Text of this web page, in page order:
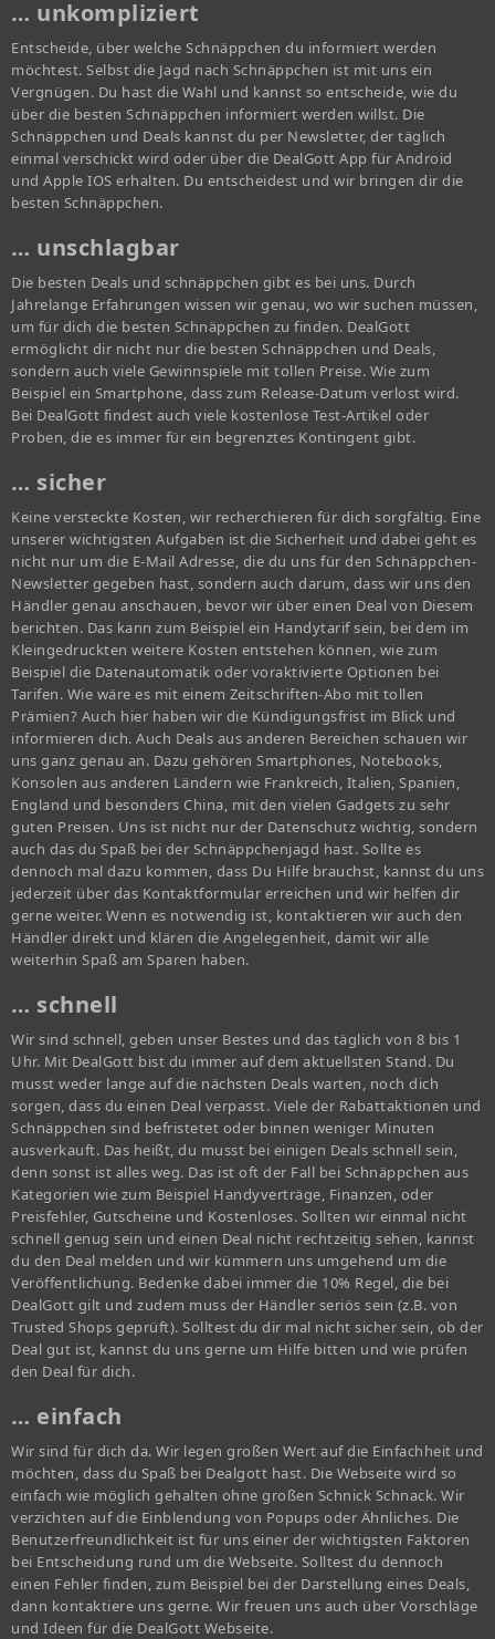
… unkompliziert
Entscheide, über welche Schnäppchen du informiert werden
möchtest. Selbst die Jagd nach Schnäppchen ist mit uns ein
Vergnügen. Du hast die Wahl und kannst so entscheide, wie du
über die besten Schnäppchen informiert werden willst. Die
Schnäppchen und Deals kannst du per Newsletter, der täglich
einmal verschickt wird oder über die DealGott App für Android
und Apple IOS erhalten. Du entscheidest und wir bringen dir die
besten Schnäppchen.
… unschlagbar
Die besten Deals und schnäppchen gibt es bei uns. Durch
Jahrelange Erfahrungen wissen wir genau, wo wir suchen müssen,
um für dich die besten Schnäppchen zu finden. DealGott
ermöglicht dir nicht nur die besten Schnäppchen und Deals,
sondern auch viele Gewinnspiele mit tollen Preise. Wie zum
Beispiel ein Smartphone, dass zum Release-Datum verlost wird.
Bei DealGott findest auch viele kostenlose Test-Artikel oder
Proben, die es immer für ein begrenztes Kontingent gibt.
… sicher
Keine versteckte Kosten, wir recherchieren für dich sorgfältig. Eine
unserer wichtigsten Aufgaben ist die Sicherheit und dabei geht es
nicht nur um die E-Mail Adresse, die du uns für den Schnäppchen-
Newsletter gegeben hast, sondern auch darum, dass wir uns den
Händler genau anschauen, bevor wir über einen Deal von Diesem
berichten. Das kann zum Beispiel ein Handytarif sein, bei dem im
Kleingedruckten weitere Kosten entstehen können, wie zum
Beispiel die Datenautomatik oder voraktivierte Optionen bei
Tarifen. Wie wäre es mit einem Zeitschriften-Abo mit tollen
Prämien? Auch hier haben wir die Kündigungsfrist im Blick und
informieren dich. Auch Deals aus anderen Bereichen schauen wir
uns ganz genau an. Dazu gehören Smartphones, Notebooks,
Konsolen aus anderen Ländern wie Frankreich, Italien, Spanien,
England und besonders China, mit den vielen Gadgets zu sehr
guten Preisen. Uns ist nicht nur der Datenschutz wichtig, sondern
auch das du Spaß bei der Schnäppchenjagd hast. Sollte es
dennoch mal dazu kommen, dass Du Hilfe brauchst, kannst du uns
jederzeit über das Kontaktformular erreichen und wir helfen dir
gerne weiter. Wenn es notwendig ist, kontaktieren wir auch den
Händler direkt und klären die Angelegenheit, damit wir alle
weiterhin Spaß am Sparen haben.
… schnell
Wir sind schnell, geben unser Bestes und das täglich von 8 bis 1
Uhr. Mit DealGott bist du immer auf dem aktuellsten Stand. Du
musst weder lange auf die nächsten Deals warten, noch dich
sorgen, dass du einen Deal verpasst. Viele der Rabattaktionen und
Schnäppchen sind befristetet oder binnen weniger Minuten
ausverkauft. Das heißt, du musst bei einigen Deals schnell sein,
denn sonst ist alles weg. Das ist oft der Fall bei Schnäppchen aus
Kategorien wie zum Beispiel Handyverträge, Finanzen, oder
Preisfehler, Gutscheine und Kostenloses. Sollten wir einmal nicht
schnell genug sein und einen Deal nicht rechtzeitig sehen, kannst
du den Deal melden und wir kümmern uns umgehend um die
Veröffentlichung. Bedenke dabei immer die 10% Regel, die bei
DealGott gilt und zudem muss der Händler seriös sein (z.B. von
Trusted Shops geprüft). Solltest du dir mal nicht sicher sein, ob der
Deal gut ist, kannst du uns gerne um Hilfe bitten und wie prüfen
den Deal für dich.
… einfach
Wir sind für dich da. Wir legen großen Wert auf die Einfachheit und
möchten, dass du Spaß bei Dealgott hast. Die Webseite wird so
einfach wie möglich gehalten ohne großen Schnick Schnack. Wir
verzichten auf die Einblendung von Popups oder Ähnliches. Die
Benutzerfreundlichkeit ist für uns einer der wichtigsten Faktoren
bei Entscheidung rund um die Webseite. Solltest du dennoch
einen Fehler finden, zum Beispiel bei der Darstellung eines Deals,
dann kontaktiere uns gerne. Wir freuen uns auch über Vorschläge
und Ideen für die DealGott Webseite.